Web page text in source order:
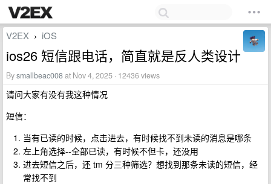
V2EX › iOS
ios26 短信跟电话，简直就是反人类设计
Bysmallbeac008at Nov 4, 2025 · 12436 views
请问大家有没有我这种情况
短信：
当有已读的时候，点击进去，有时候找不到未读的消息是哪条
左上角选择--全部已读，有时候不但卡，还没用
进去短信之后，还 tm 分三种筛选？想找到那条未读的短信，经
常找不到